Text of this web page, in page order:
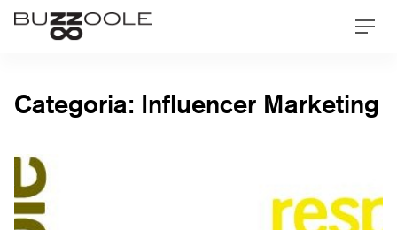
Skip
Buzzoole
Categoria: Influencer Marketing